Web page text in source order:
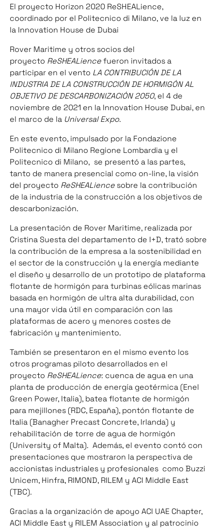
El proyecto Horizon 2020 ReSHEALience,
coordinado por el Politecnico di Milano, ve la luz en
la Innovation House de Dubai
Rover Maritime y otros socios del
proyecto ReSHEALiencefueron invitados a
participar en el vento LA CONTRIBUCIÓN DE LA
INDUSTRIA DE LA CONSTRUCCIÓN DE HORMIGÓN AL
OBJETIVO DE DESCARBONIZACIÓN 2050, el 4 de
noviembre de 2021 en la Innovation House Dubai, en
el marco de la Universal Expo.
En este evento, impulsado por la Fondazione
Politecnico di Milano Regione Lombardia y el
Politecnico di Milano, se presentó a las partes,
tanto de manera presencial como on-line, la visión
del proyecto ReSHEALience sobre la contribución
de la industria de la construcción a los objetivos de
descarbonización.
La presentación de Rover Maritime, realizada por
Cristina Suesta del departamento de I+D, trató sobre
la contribución de la empresa a la sostenibilidad en
el sector de la construcción y la energía mediante
el diseño y desarrollo de un prototipo de plataforma
flotante de hormigón para turbinas eólicas marinas
basada en hormigón de ultra alta durabilidad, con
una mayor vida útil en comparación con las
plataformas de acero y menores costes de
fabricación y mantenimiento.
También se presentaron en el mismo evento los
otros programas piloto desarrollados en el
proyecto ReSHEALience: cuenca de agua en una
planta de producción de energía geotérmica (Enel
Green Power, Italia), batea flotante de hormigón
para mejillones (RDC, España), pontón flotante de
Italia (Banagher Precast Concrete, Irlanda) y
rehabilitación de torre de agua de hormigón
(University of Malta). Además, el evento contó con
presentaciones que mostraron la perspectiva de
accionistas industriales y profesionales como Buzzi
Unicem, Hinfra, RIMOND, RILEM y ACI Middle East
(TBC).
Gracias a la organización de apoyo ACI UAE Chapter,
ACI Middle East y RILEM Association y al patrocinio